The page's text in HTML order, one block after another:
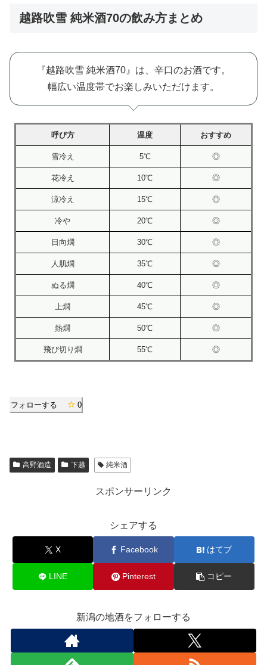
越路吹雪 純米酒70の飲み方まとめ
『越路吹雪 純米酒70』は、辛口のお酒です。
幅広い温度帯でお楽しみいただけます。
呼び方 温度 おすすめ
雪冷え 5℃ ◎
花冷え 10℃ ◎
涼冷え 15℃ ◎
冷や 20℃ ◎
日向燗 30℃ ◎
人肌燗 35℃ ◎
ぬる燗 40℃ ◎
上燗 45℃ ◎
熱燗 50℃ ◎
飛び切り燗 55℃ ◎
フォローする 0
高野酒造 下越 純米酒
スポンサーリンク
シェアする
X Facebook はてブ
LINE Pinterest コピー
新潟の地酒をフォローする